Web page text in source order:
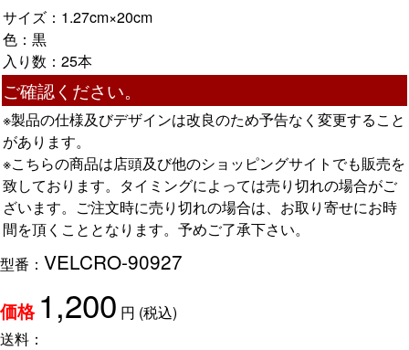
サイズ：1.27cm×20cm
色：黒
入り数：25本
ご確認ください。
※製品の仕様及びデザインは改良のため予告なく変更すること
があります。
※こちらの商品は店頭及び他のショッピングサイトでも販売を
致しております。タイミングによっては売り切れの場合がご
ざいます。ご注文時に売り切れの場合は、お取り寄せにお時
間を頂くこととなります。予めご了承下さい。
型番： VELCRO-90927
価格 1,200 円 (税込)
送料：